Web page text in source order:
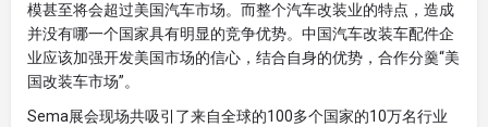
模甚至将会超过美国汽车市场。而整个汽车改装业的特点，造成
并没有哪一个国家具有明显的竞争优势。中国汽车改装车配件企
业应该加强开发美国市场的信心，结合自身的优势，合作分羹“美
国改装车市场”。
Sema展会现场共吸引了来自全球的100多个国家的10万名行业